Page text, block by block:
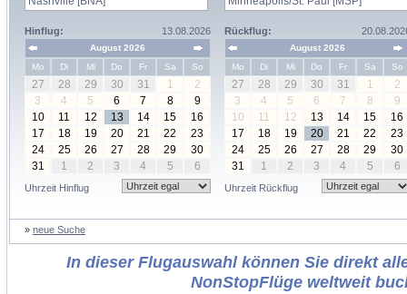
Hinflug: 13.08.2026
August 2026
Mo
Di Mi Do Fr Sa So
27 28 29 30 31 1
2
3
4 5 6 7 8
9
10
11 12 13 14 15
16
17
18 19 20 21 22
23
24
25 26 27 28 29
30
31
1 2 3 4 5 6
Uhrzeit Hinflug
Rückflug:
August 2026
Mo
Di Mi Do Fr Sa So
27 28 29 30 31 1
2
3
4 5 6 7 8
9
10
11 12 13 14 15
16
17
18 19 20 21 22
23
24
25 26 27 28 29
30
31
1 2 3 4 5 6
Uhrzeit Rückflug
» neue Suche
In dieser Flugauswahl können Sie direkt
NonStopFlüge weltweit